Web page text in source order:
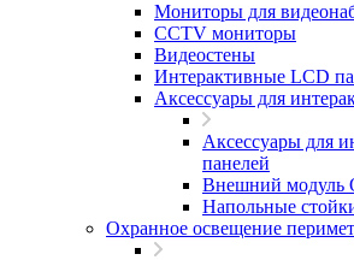
Мониторы для
CCTV мониторы
Видеостены
Интерактивные LCD
Аксессуары для
Аксессуары для
панелей
Внешний модуль
Напольные
Охранное освещение